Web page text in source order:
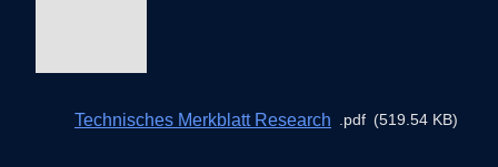
Technisches Merkblatt Research pdf 519.54 KB